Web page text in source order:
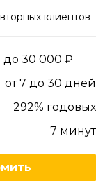
клиентов
до 30 000
от 7 до 30 дней
292% годовых
7 минут